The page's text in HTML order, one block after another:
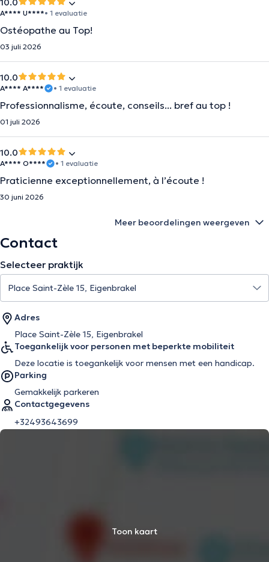
10.0
A**** U****• 1 evaluatie
Ostéopathe au Top!
03 juli 2026
10.0
A**** A**** • 1 evaluatie
Professionnalisme, écoute, conseils... bref au top !
01 juli 2026
10.0
A**** O**** • 1 evaluatie
Praticienne exceptionnellement, à l’écoute !
30 juni 2026
Meer beoordelingen weergeven
Contact
Selecteer praktijk
Adres
Place Saint-Zèle 15, Eigenbrakel
Toegankelijk voor personen met beperkte mobiliteit
Deze locatie is toegankelijk voor mensen met een handicap.
Parking
Gemakkelijk parkeren
Contactgegevens
+32493643699
Toon kaart